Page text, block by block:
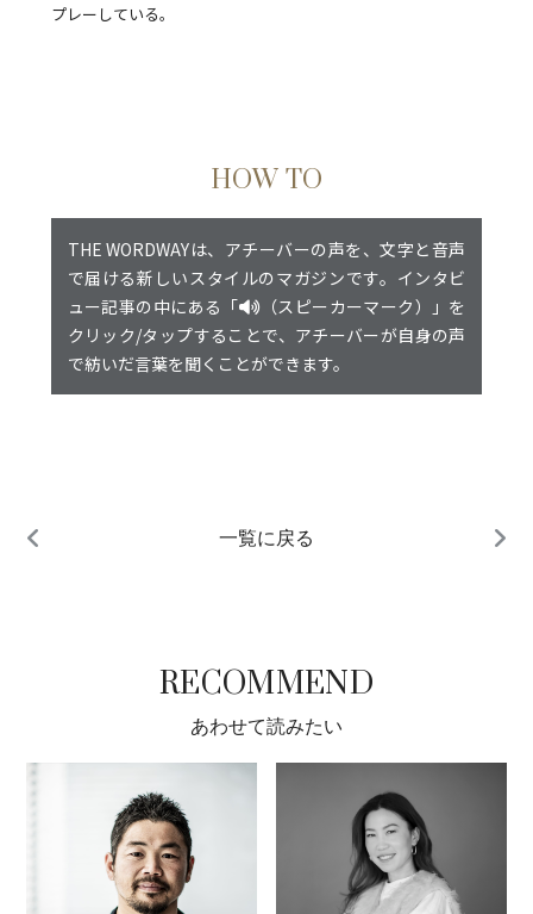
プレーしている。
HOW TO
THE WORDWAYは、アチーバーの声を、文字と音声
で届ける新しいスタイルのマガジンです。インタビ
ュー記事の中にある「
（スピーカーマーク）」を
クリック/タップすることで、アチーバーが自身の声
で紡いだ言葉を聞くことができます。
一覧に戻る
RECOMMEND
あわせて読みたい